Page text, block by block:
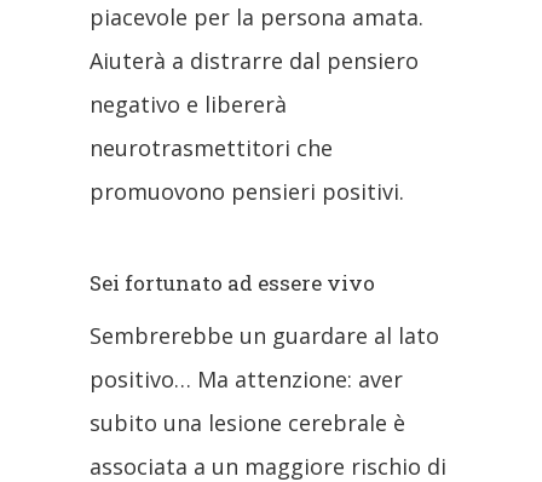
piacevole per la persona amata.
Aiuterà a distrarre dal pensiero
negativo e libererà
neurotrasmettitori che
promuovono pensieri positivi.
Sei fortunato ad essere vivo
Sembrerebbe un guardare al lato
positivo… Ma attenzione: aver
subito una lesione cerebrale è
associata a un maggiore rischio di